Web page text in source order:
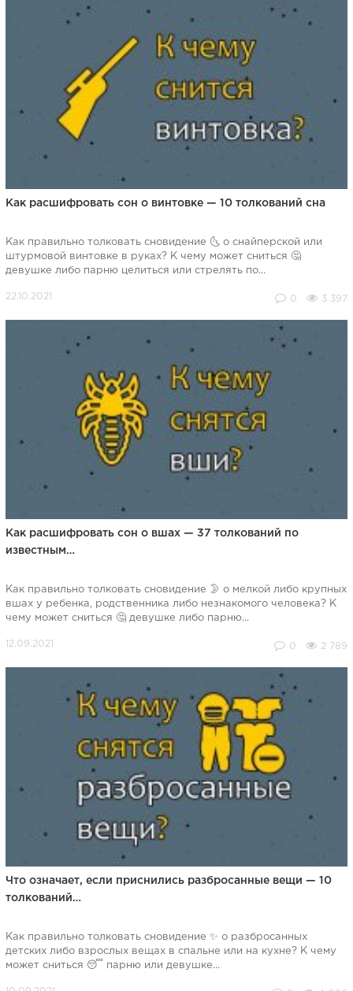
Как расшифровать сон о винтовке — 10 толкований сна
Как правильно толковать сновидение 🌜 о снайперской или
штурмовой винтовке в руках? К чему может сниться 🤔
девушке либо парню целиться или стрелять по...
0 3 397
Как расшифровать сон о вшах — 37 толкований по
известным…
Как правильно толковать сновидение 🌛 о мелкой либо крупных
вшах у ребенка, родственника либо незнакомого человека? К
чему может сниться 🤔 девушке либо парню...
0 2 789
Что означает, если приснились разбросанные вещи — 10
толкований…
Как правильно толковать сновидение ✨ о разбросанных
детских либо взрослых вещах в спальне или на кухне? К чему
может сниться 😴 парню или девушке...